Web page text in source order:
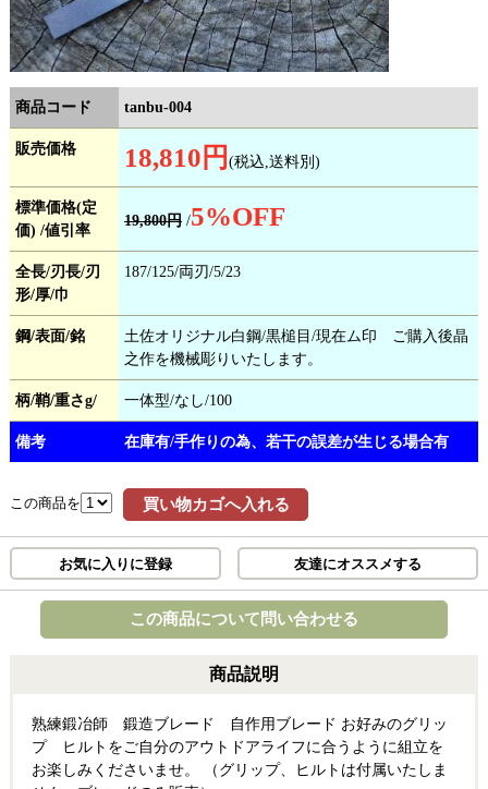
商品コード tanbu-004
販売価格 18,810円 (税込,送料別)
標準価格(定
価) /値引率
19,800円 /5%OFF
全長/刃長/刃
形/厚/巾
187/125/両刃/5/23
鋼/表面/銘
土佐オリジナル白鋼/黒槌目/現在ム印 ご購入後晶
之作を機械彫りいたします。
柄/鞘/重さg/ 一体型/なし/100
備考 在庫有/手作りの為、若干の誤差が生じる場合有
この商品を 買い物カゴへ入れる
お気に入りに登録 友達にオススメする
この商品について問い合わせる
商品説明
熟練鍛冶師 鍛造ブレード 自作用ブレード お好みのグリッ
プ ヒルトをご自分のアウトドアライフに合うように組立を
お楽しみくださいませ。 （グリップ、ヒルトは付属いたしま